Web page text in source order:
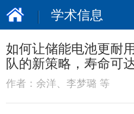
学术信息
如何让储能电池更耐
队的新策略，寿命可
作者： 余洋、李梦璐 等